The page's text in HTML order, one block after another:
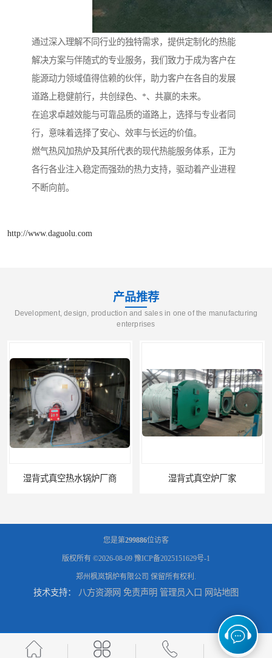
通过深入理解不同行业的独特需求，提供定制化的热能
解决方案与伴随式的专业服务，我们致力于成为客户在
能源动力领域值得信赖的伙伴，助力客户在各自的发展
道路上稳健前行，共创绿色、*、共赢的未来。
在追求卓越效能与可靠品质的道路上，选择与专业者同
行，意味着选择了安心、效率与长远的价值。
燃气热风加热炉及其所代表的现代热能服务体系，正为
各行各业注入稳定而强劲的热力支持，驱动着产业进程
不断向前。
http://www.daguolu.com
产品推荐
Development, design, production and sales in one of the manufacturing
enterprises
湿背式真空炉厂家 燃气真空锅炉厂商
电锅炉采暖炉厂家 电升温导热油锅炉多少钱
您是第299886位访客
版权所有 ©2026-08-09 豫ICP备2025151629号-1
郑州枫岚锅炉有限公司 保留所有权利.
技术支持： 八方资源网 免责声明 管理员入口 网站地图